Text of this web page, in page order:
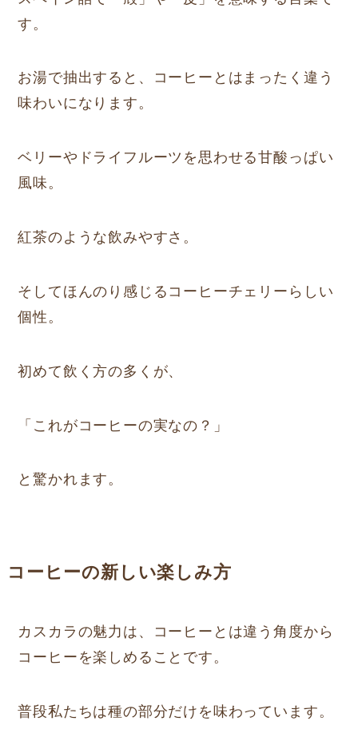
す。
お湯で抽出すると、コーヒーとはまったく違う
味わいになります。
ベリーやドライフルーツを思わせる甘酸っぱい
風味。
紅茶のような飲みやすさ。
そしてほんのり感じるコーヒーチェリーらしい
個性。
初めて飲く方の多くが、
「これがコーヒーの実なの？」
と驚かれます。
コーヒーの新しい楽しみ方
カスカラの魅力は、コーヒーとは違う角度から
コーヒーを楽しめることです。
普段私たちは種の部分だけを味わっています。